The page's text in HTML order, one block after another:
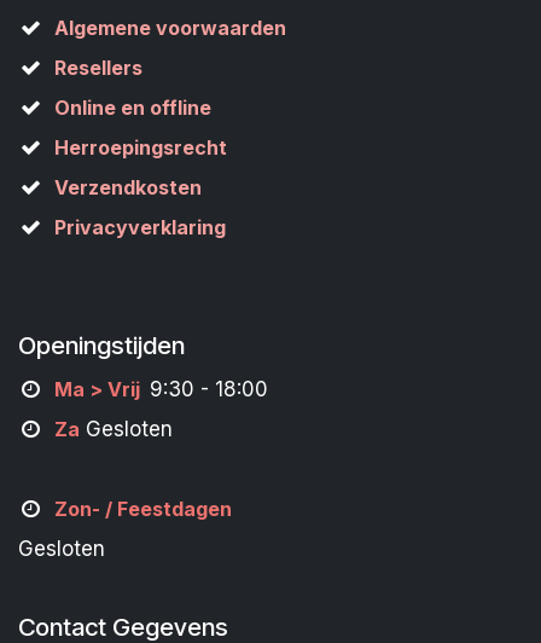
Algemene voorwaarden
Resellers
Online en offline
Herroepingsrecht
Verzendkosten
Privacyverklaring
Openingstijden
Ma > Vrij 9:30 - 18:00
Za Gesloten
Zon- / Feestdagen
Gesloten
Contact Gegevens